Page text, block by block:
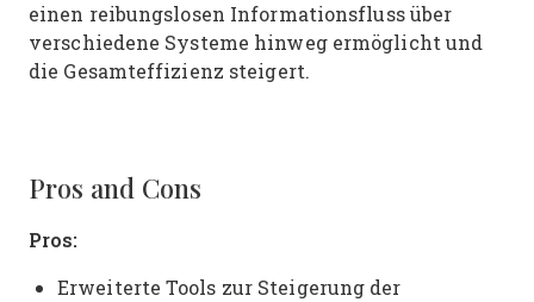
einen reibungslosen Informationsfluss über
verschiedene Systeme hinweg ermöglicht und
die Gesamteffizienz steigert.
Pros and Cons
Pros:
Erweiterte Tools zur Steigerung der